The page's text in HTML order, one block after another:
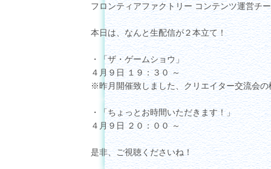
フロンティアファクトリー コンテンツ運営チ
本日は、なんと生配信が２本立て！
・「ザ・ゲームショウ」
４月９日 １９：３０ ～
※昨月開催致しました、クリエイター交流会の
・「ちょっとお時間いただきます！」
４月９日 ２０：００ ～
是非、ご視聴くださいね！